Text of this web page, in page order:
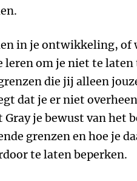
in je ontwikkeling, of
leren om je niet te
die jij alleen
dat je er niet
Gray je bewust van het
grenzen en hoe je
te laten beperken.